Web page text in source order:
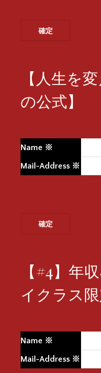
【人生を
の公式】
Name ※
Mail-Address ※
【#4】年
イクラス
Name ※
Mail-Address ※